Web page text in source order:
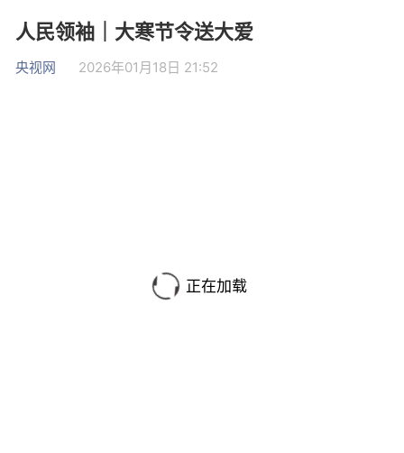
人民领袖｜大寒节令送大爱
央视网 2026年01月18日 21:52
正在加载